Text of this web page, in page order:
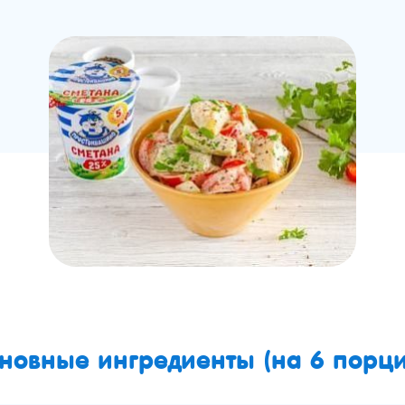
ингредиенты (на 6